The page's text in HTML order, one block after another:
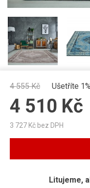
4 555Kč Ušetříte 1%
4 510 Kč
3 727 Kč bez DPH
Litujeme,